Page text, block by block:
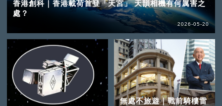
香港創科｜香港載荷首登「天宮」 天韻相機有何厲害之
處？
2026-05-20
無處不旅遊｜戰前騎樓雷